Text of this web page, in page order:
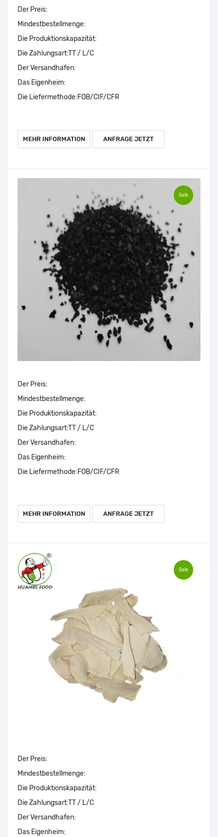
Der Preis:
Mindestbestellmenge:
Die Produktionskapazität:
Die Zahlungsart:TT / L/C
Der Versandhafen:
Das Eigenheim:
Die Liefermethode:FOB/CIF/CFR
MEHR INFORMATION ANFRAGE JETZT
Sale
Der Preis:
Mindestbestellmenge:
Die Produktionskapazität:
Die Zahlungsart:TT / L/C
Der Versandhafen:
Das Eigenheim:
Die Liefermethode:FOB/CIF/CFR
MEHR INFORMATION ANFRAGE JETZT
Sale
Der Preis:
Mindestbestellmenge:
Die Produktionskapazität:
Die Zahlungsart:TT / L/C
Der Versandhafen:
Das Eigenheim: